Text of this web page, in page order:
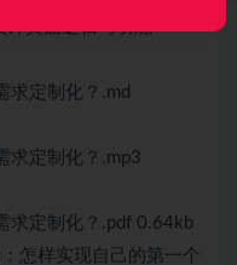
求定制化？.md
求定制化？.mp3
求定制化？.pdf 0.64kb
怎样实现自己的第一个